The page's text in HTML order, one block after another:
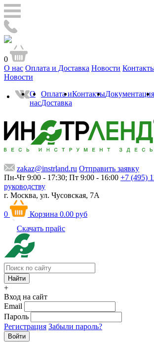
0
О нас Оплата и Доставка Новости
Новости
О
нас
Оплата и
Доставка
КонтактыДокументация
zakaz@instrland.ru Отправить заявку
Пн-Чт 9:00 - 17:30; Пт 9:00 - 16:00 +7 (495)
руководству
г. Москва, ул. Чусовская, 7А
0 Корзина 0.00 руб
Скачать прайс
+
Вход на сайт
Email
Пароль
Регистрация Забыли пароль?
Войти